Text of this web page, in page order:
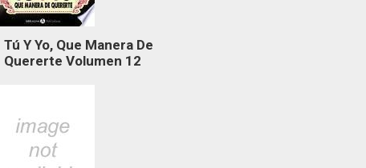
Tú Y Yo, Que Manera De
Quererte Volumen 12